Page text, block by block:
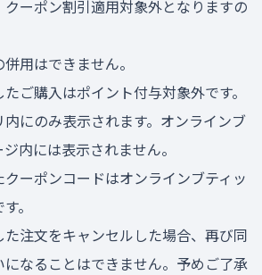
クーポン割引適用対象外となりますの
用はできません。
ご購入はポイント付与対象外です。
にのみ表示されます。オンラインブ
内には表示されません。
ーポンコードはオンラインブティッ
。
注文をキャンセルした場合、再び同
になることはできません。予めご了承